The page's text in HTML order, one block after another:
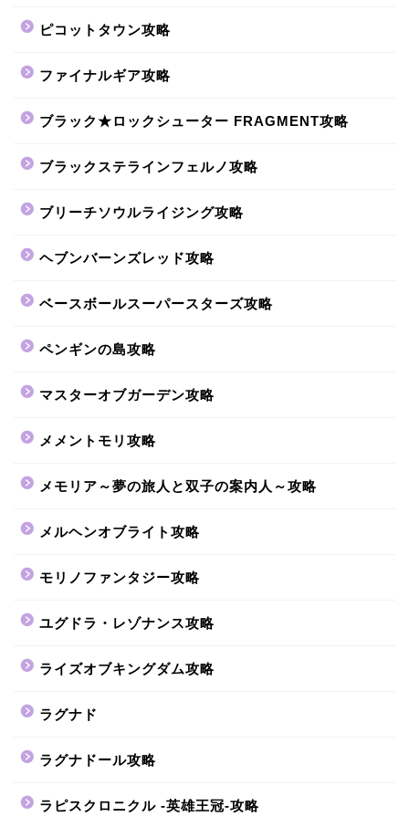
ピコットタウン攻略
ファイナルギア攻略
ブラック★ロックシューター FRAGMENT攻略
ブラックステラインフェルノ攻略
ブリーチソウルライジング攻略
ヘブンバーンズレッド攻略
ベースボールスーパースターズ攻略
ペンギンの島攻略
マスターオブガーデン攻略
メメントモリ攻略
メモリア～夢の旅人と双子の案内人～攻略
メルヘンオブライト攻略
モリノファンタジー攻略
ユグドラ・レゾナンス攻略
ライズオブキングダム攻略
ラグナド
ラグナドール攻略
ラピスクロニクル -英雄王冠-攻略